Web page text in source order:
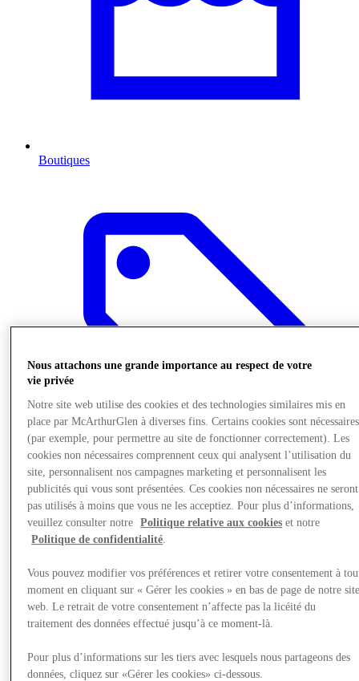
Boutiques
Offres
Nous attachons une grande importance au respect de votre
vie privée
Notre site web utilise des cookies et des technologies similaires mis en
place par McArthurGlen à diverses fins. Certains cookies sont nécessaires
(par exemple, pour permettre au site de fonctionner correctement). Les
cookies non nécessaires comprennent ceux qui analysent l’utilisation du
site, personnalisent nos campagnes marketing et personnalisent les
publicités qui vous sont présentées. Ces cookies non nécessaires ne seront
pas utilisés à moins que vous ne les acceptiez. Pour plus d’informations,
veuillez consulter notre
Politique relative aux cookies et notre
Politique de confidentialité
Vous pouvez modifier vos préférences et retirer votre consentement à
moment en cliquant sur « Gérer les cookies » en bas de page de notre
web. Le retrait de votre consentement n’affecte pas la licéité du
traitement des données effectué jusqu’à ce moment-là.
Pour plus d’informations sur les tiers avec lesquels nous partageons des
données, cliquez sur «Gérer les cookies» ci-dessous.